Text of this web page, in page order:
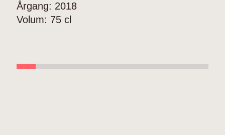
Årgang: 2018
Volum: 75 cl